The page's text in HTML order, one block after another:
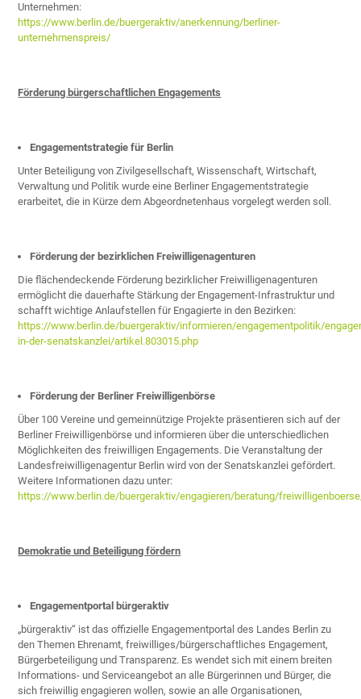
Unternehmen:
https://www.berlin.de/buergeraktiv/anerkennung/berliner-
unternehmenspreis/
Förderung bürgerschaftlichen Engagements
Engagementstrategie für Berlin
Unter Beteiligung von Zivilgesellschaft, Wissenschaft, Wirtschaft,
Verwaltung und Politik wurde eine Berliner Engagementstrategie
erarbeitet, die in Kürze dem Abgeordnetenhaus vorgelegt werden soll.
Förderung der bezirklichen Freiwilligenagenturen
Die flächendeckende Förderung bezirklicher Freiwilligenagenturen
ermöglicht die dauerhafte Stärkung der Engagement-Infrastruktur und
schafft wichtige Anlaufstellen für Engagierte in den Bezirken:
https://www.berlin.de/buergeraktiv/informieren/engagementpolitik/
in-der-senatskanzlei/artikel.803015.php
Förderung der Berliner Freiwilligenbörse
Über 100 Vereine und gemeinnützige Projekte präsentieren sich auf der
Berliner Freiwilligenbörse und informieren über die unterschiedlichen
Möglichkeiten des freiwilligen Engagements. Die Veranstaltung der
Landesfreiwilligenagentur Berlin wird von der Senatskanzlei gefördert.
Weitere Informationen dazu unter:
https://www.berlin.de/buergeraktiv/engagieren/beratung/
Demokratie und Beteiligung fördern
Engagementportal bürgeraktiv
„bürgeraktiv“ ist das offizielle Engagementportal des Landes Berlin zu
den Themen Ehrenamt, freiwilliges/bürgerschaftliches Engagement,
Bürgerbeteiligung und Transparenz. Es wendet sich mit einem breiten
Informations- und Serviceangebot an alle Bürgerinnen und Bürger, die
sich freiwillig engagieren wollen, sowie an alle Organisationen,